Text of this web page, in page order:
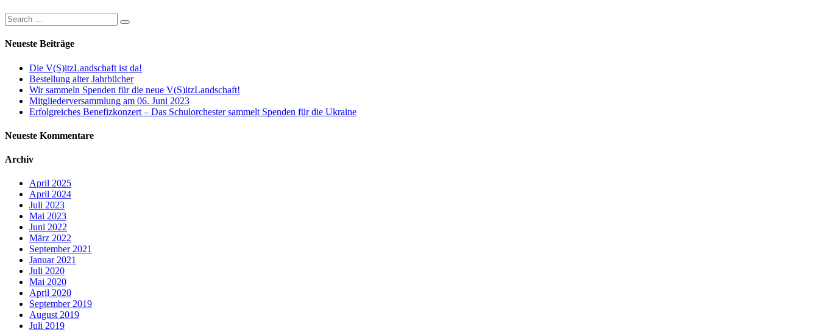
Neueste Beiträge
Die V(S)itzLandschaft ist da!
Bestellung alter Jahrbücher
Wir sammeln Spenden für die neue V(S)itzLandschaft!
Mitgliederversammlung am 06. Juni 2023
Erfolgreiches Benefizkonzert – Das Schulorchester sammelt Spenden für die Ukraine
Neueste Kommentare
Archiv
April 2025
April 2024
Juli 2023
Mai 2023
Juni 2022
März 2022
September 2021
Januar 2021
Juli 2020
Mai 2020
April 2020
September 2019
August 2019
Juli 2019